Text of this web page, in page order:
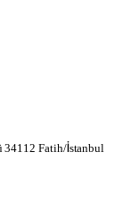
34112 Fatih/İstanbul